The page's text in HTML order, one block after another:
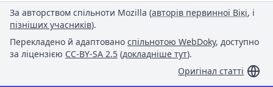
За авторством спільноти Mozilla (авторів первинної Вікі, і
пізніших учасників).
Перекладено й адаптовано спільнотою WebDoky, доступно
за ліцензією CC-BY-SA 2.5 (докладніше тут).
Оригінал статті